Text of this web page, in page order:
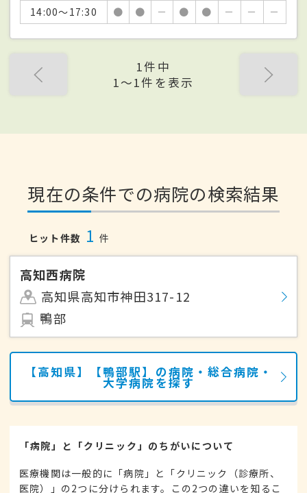
14:00～17:30
● ● － ● ● － － －
1件中
1〜1件を表示
現在の条件での病院の検索結果
ヒット件数 1 件
高知西病院
高知県高知市神田317-12
鴨部
【高知県】【鴨部駅】の病院・総合病院・
大学病院を探す
「病院」と「クリニック」のちがいについて
医療機関は一般的に「病院」と「クリニック（診療所、
医院）」の2つに分けられます。この2つの違いを知るこ